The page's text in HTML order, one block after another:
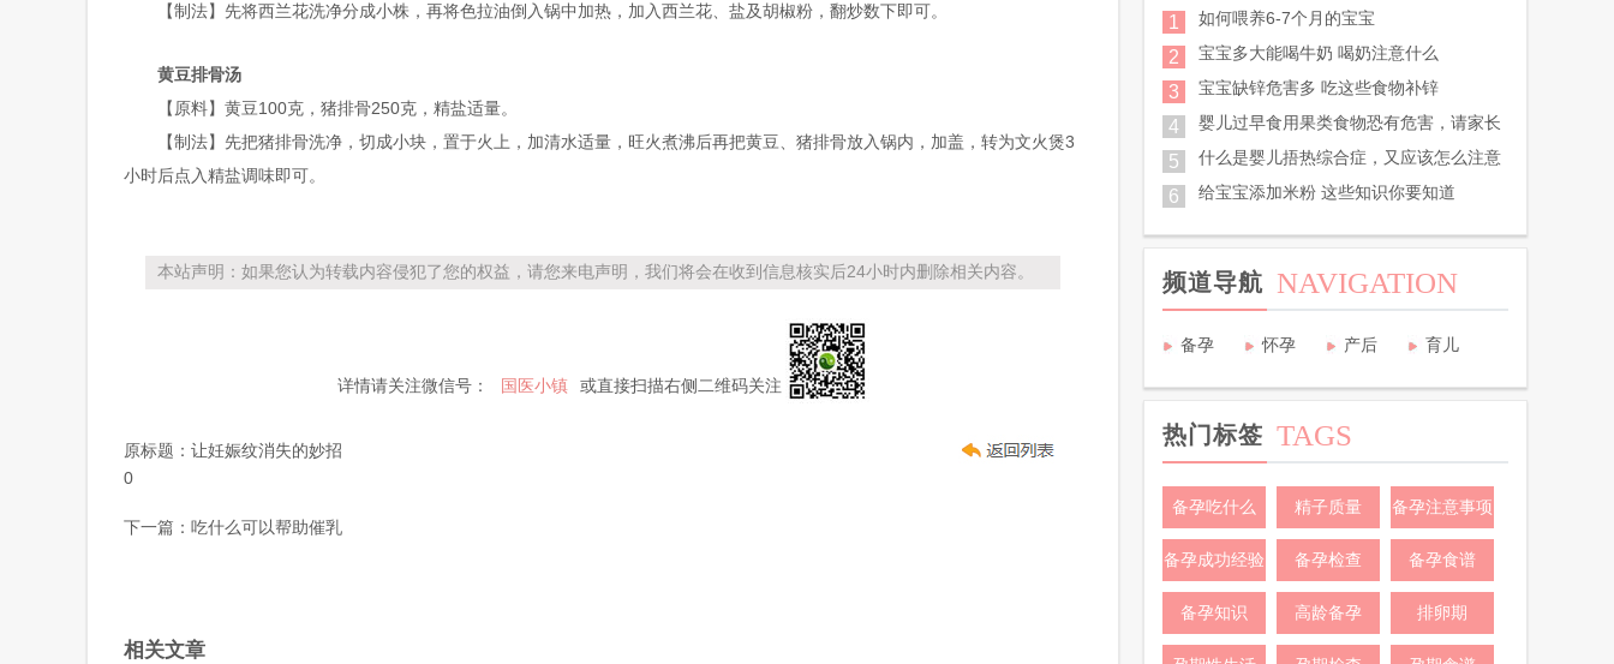
【制法】先将西兰花洗净分成小株，再将色拉油倒入锅中加热，加入西兰花、盐及胡椒粉，翻炒数下即可。
黄豆排骨汤
【原料】黄豆100克，猪排骨250克，精盐适量。
【制法】先把猪排骨洗净，切成小块，置于火上，加清水适量，旺火煮沸后再把黄豆、猪排骨放入锅内，加盖，转为文火煲3
小时后点入精盐调味即可。
本站声明：如果您认为转载内容侵犯了您的权益，请您来电声明，我们将会在收到信息核实后24小时内删除相关内容。
详情请关注微信号： 国医小镇 或直接扫描右侧二维码关注
原标题： 让妊娠纹消失的妙招
0
下一篇： 吃什么可以帮助催乳
相关文章
1 如何喂养6-7个月的宝宝
2 宝宝多大能喝牛奶 喝奶注意什么
3 宝宝缺锌危害多 吃这些食物补锌
4 婴儿过早食用果类食物恐有危害，请家长
5 什么是婴儿捂热综合症，又应该怎么注意
6 给宝宝添加米粉 这些知识你要知道
频道导航 NAVIGATION
备孕 怀孕 产后 育儿
热门标签 TAGS
备孕吃什么 精子质量 备孕注意事项
备孕成功经验 备孕检查 备孕食谱
备孕知识 高龄备孕 排卵期